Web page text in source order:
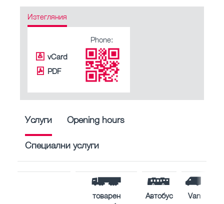
Изтегляния
vCard
PDF
Phone:
Услуги Opening hours
Специални услуги
товарен
Автобус Van